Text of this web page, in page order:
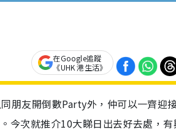
在Google追蹤
《UHK 港生活》
朋友開倒數Party外，仲可以一齊迎
今次就推介10大睇日出去好去處，